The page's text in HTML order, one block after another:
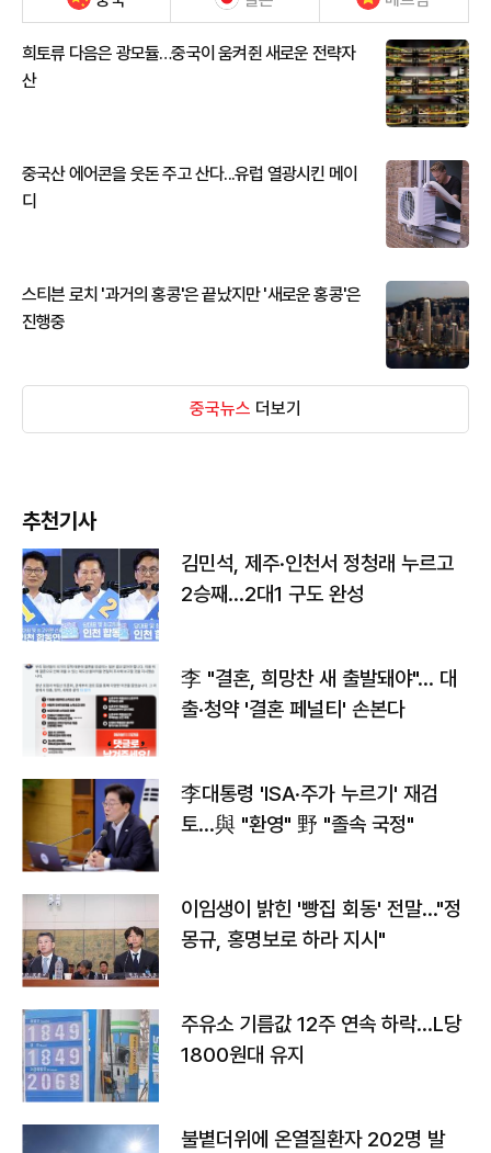
희토류 다음은 광모듈…중국이 움켜쥔 새로운 전략자
산
중국산 에어콘을 웃돈 주고 산다...유럽 열광시킨 메이
디
스티븐 로치 '과거의 홍콩'은 끝났지만 '새로운 홍콩'은
진행중
중국뉴스 더보기
추천기사
김민석, 제주·인천서 정청래 누르고
2승째…2대1 구도 완성
李 "결혼, 희망찬 새 출발돼야"… 대
출·청약 '결혼 페널티' 손본다
李대통령 'ISA·주가 누르기' 재검
토…與 "환영" 野 "졸속 국정"
이임생이 밝힌 '빵집 회동' 전말…"정
몽규, 홍명보로 하라 지시"
주유소 기름값 12주 연속 하락…L당
1800원대 유지
불볕더위에 온열질환자 202명 발